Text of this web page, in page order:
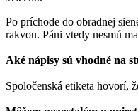
Po príchode do obradnej
rakvou. Páni vtedy nesmú
Aké nápisy sú vhodné na
Spoločenská etiketa hovorí,